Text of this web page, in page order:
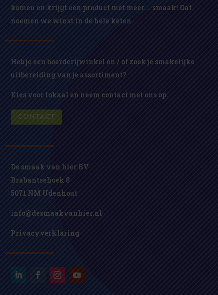
komen en krijgt een product met meer … smaak! Dat
noemen we winst in de hele keten.
Heb je een boerderijwinkel en / of zoek je smakelijke
uitbereiding van je assortiment?
Kies voor lokaal en neem contact met ons op.
CONTACT
De smaak van hier BV
Brabantsehoek 8
5071 NM Udenhout
info@desmaakvanhier.nl
Privacyverklaring